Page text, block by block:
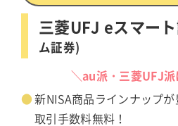
三菱UFJ eスマー
ム証券)
＼au派・三菱UFJ
新NISA商品ラインナップ
取引手数料無料！